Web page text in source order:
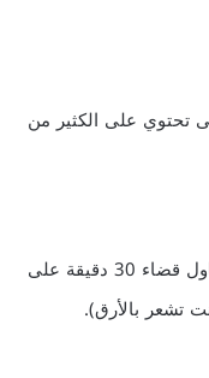
تحتوي على الكثير من
فإن الساعة البيولوجية التى تحسن دورات النوم والاستيقاظ الخاصة بنا تتأثر كثيرا بضوء النهار، لذا حاول قضاء 30 دقيقة على
تشعر بالأرق).